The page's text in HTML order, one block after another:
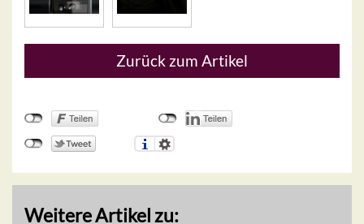
Zurück zum Artikel
Weitere Artikel zu: